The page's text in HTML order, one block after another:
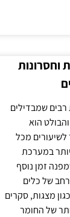
וחסרונות
רבים שמבדילים
הוא
לשיעורים מכל
במערכת
זמן נוסף
של כלים
מצגות, סקרים
של החומר